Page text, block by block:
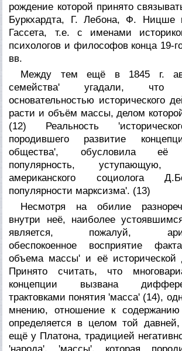
рождение которой принято
Буркхардта, Г. Лебона, Ф. Ницше
Гассета, т.е. с именами
психологов и философов конца 19-
вв.
Между тем ещё в 1845 г.
семейства' угадали,
основательностью исторического
расти и объём массы, делом
(12) Реальность
породившего развитие
общества', обусловила её
популярность,
американского социолога
популярности марксизма'. (13)
Несмотря на обилие
внутри неё, наиболее
является, пожалуй,
обеспокоенное восприятие
объема массы' и её исторической
Принято считать, что
концепции вызвана
трактовками понятия 'масса' (14),
мнению, отношение к содержанию
определяется в целом той
ещё у Платона, традицией